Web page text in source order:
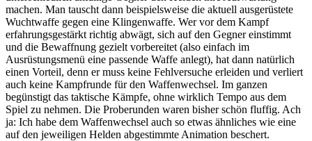
machen. Man tauscht dann beispielsweise die aktuell ausgerüstete
Wuchtwaffe gegen eine Klingenwaffe. Wer vor dem Kampf
erfahrungsgestärkt richtig abwägt, sich auf den Gegner einstimmt
und die Bewaffnung gezielt vorbereitet (also einfach im
Ausrüstungsmenü eine passende Waffe anlegt), hat dann natürlich
einen Vorteil, denn er muss keine Fehlversuche erleiden und verliert
auch keine Kampfrunde für den Waffenwechsel. Im ganzen
begünstigt das taktische Kämpfe, ohne wirklich Tempo aus dem
Spiel zu nehmen. Die Proberunden waren bisher schön fluffig. Ach
ja: Ich habe dem Waffenwechsel auch so etwas ähnliches wie eine
auf den jeweiligen Helden abgestimmte Animation beschert.